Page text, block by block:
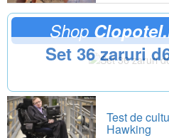
Shop
Set 36 zaruri
Test de
Hawking